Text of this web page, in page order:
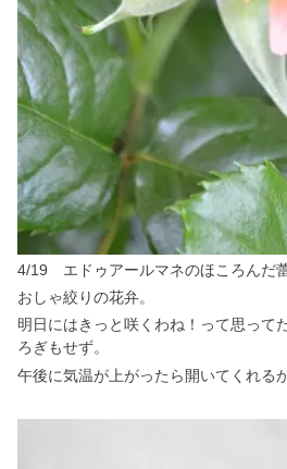
4/19 エドゥアールマネのほころんだ
おしゃ絞りの花弁。
明日にはきっと咲くわね！って思って
ろぎもせず。
午後に気温が上がったら開いてくれるか